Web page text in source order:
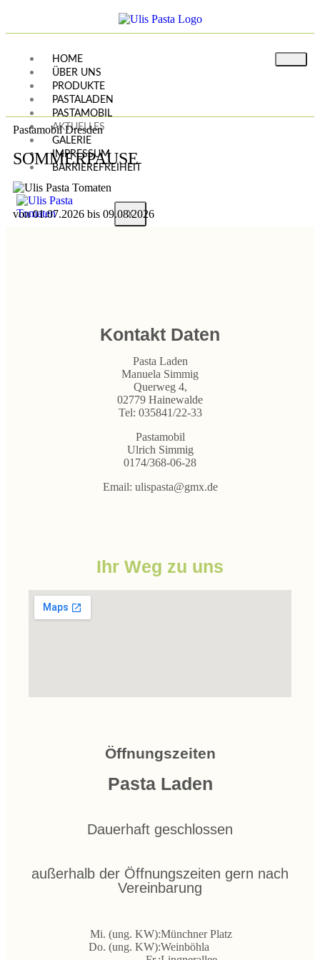
HOME
ÜBER UNS
PRODUKTE
PASTALADEN
PASTAMOBIL
AKTUELLES
GALERIE
IMPRESSUM
BARRIEREFREIHEIT
X
Pastamobil Dresden
SOMMERPAUSE
von 01.07.2026 bis 09.08.2026
Kontakt Daten
Pasta Laden
Manuela Simmig
Querweg 4,
02779 Hainewalde
Tel: 035841/22-33
Pastamobil
Ulrich Simmig
0174/368-06-28
Email: ulispasta@gmx.de
Ihr Weg zu uns
Öffnungszeiten
Pasta Laden
Dauerhaft geschlossen
außerhalb der Öffnungszeiten gern nach
Vereinbarung
Mi. (ung. KW):
Do. (ung. KW):
Münchner Platz
Weinböhla